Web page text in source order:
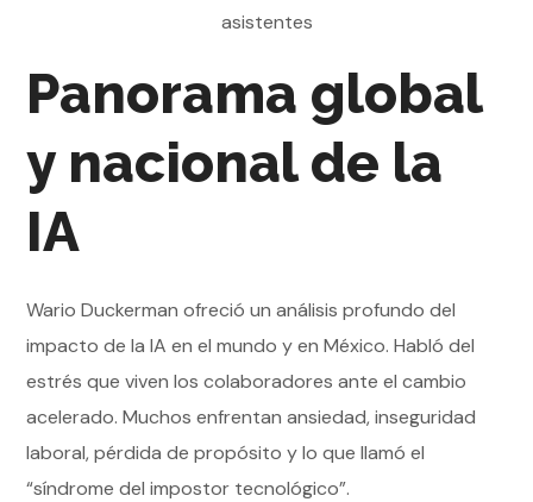
asistentes
Panorama global
y nacional de la
IA
Wario Duckerman ofreció un análisis profundo del
impacto de la IA en el mundo y en México. Habló del
estrés que viven los colaboradores ante el cambio
acelerado. Muchos enfrentan ansiedad, inseguridad
laboral, pérdida de propósito y lo que llamó el
“síndrome del impostor tecnológico”.